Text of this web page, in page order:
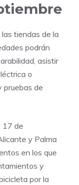
tiendas de la
podrán
asistir
o
pruebas de
17 de
y Palma
en los que
y
por la